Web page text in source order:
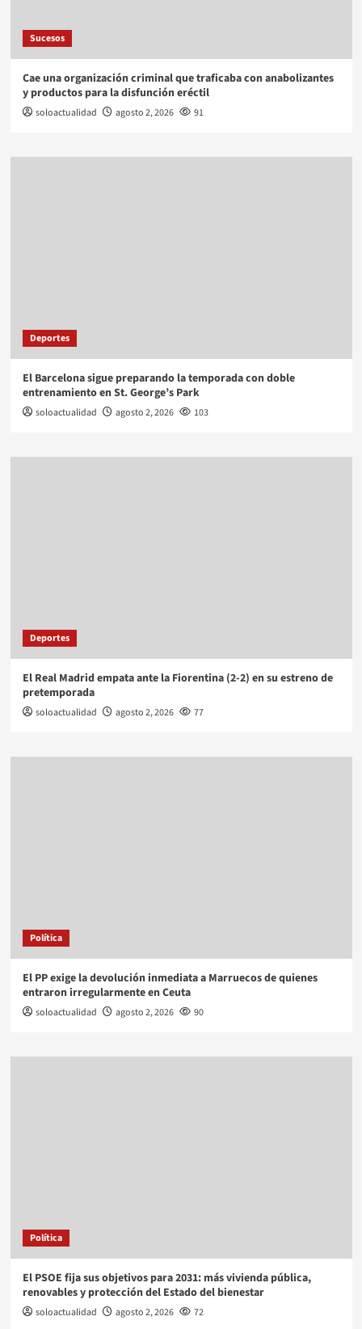
Sucesos
Cae una organización criminal que traficaba con anabolizantes
y productos para la disfunción eréctil
soloactualidad agosto 2, 2026 91
Deportes
El Barcelona sigue preparando la temporada con doble
entrenamiento en St. George’s Park
soloactualidad agosto 2, 2026 103
Deportes
El Real Madrid empata ante la Fiorentina (2-2) en su estreno de
pretemporada
soloactualidad agosto 2, 2026 77
Política
El PP exige la devolución inmediata a Marruecos de quienes
entraron irregularmente en Ceuta
soloactualidad agosto 2, 2026 90
Política
El PSOE fija sus objetivos para 2031: más vivienda pública,
renovables y protección del Estado del bienestar
soloactualidad agosto 2, 2026 72